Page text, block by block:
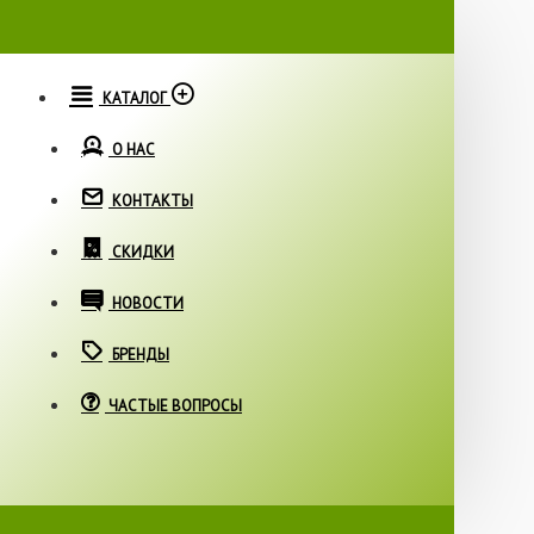
КАТАЛОГ
О НАС
КОНТАКТЫ
СКИДКИ
НОВОСТИ
БРЕНДЫ
ЧАСТЫЕ ВОПРОСЫ